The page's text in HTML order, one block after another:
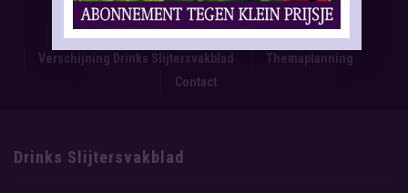
Proefnummer
Oplage & Verspreiding
Verschijning Drinks Slijtersvakblad
Themaplanning
Contact
Drinks Slijtersvakblad